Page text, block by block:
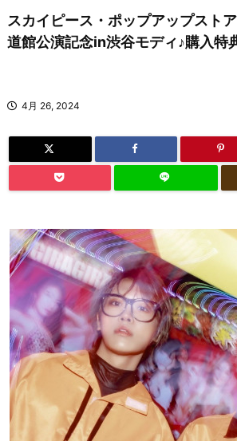
スカイピース・ポップアップスト
道館公演記念in渋谷モディ♪購入特
4月 26, 2024